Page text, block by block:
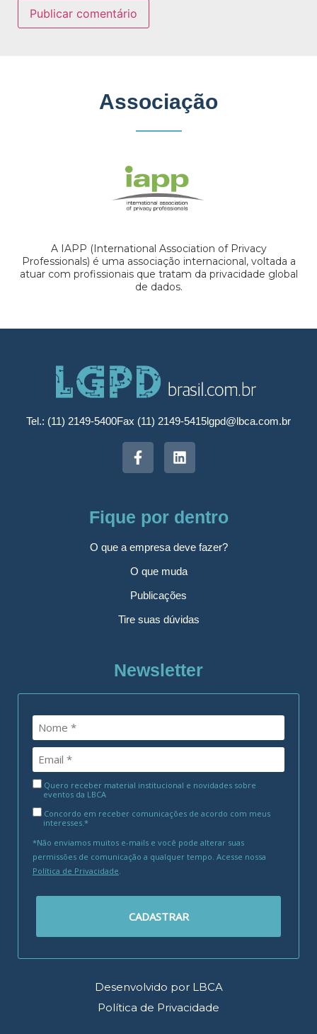
Associação
A IAPP (International Association of Privacy
Professionals) é uma associação internacional, voltada a
atuar com profissionais que tratam da privacidade global
de dados.
Tel.: (11) 2149-5400Fax (11) 2149-5415lgpd@lbca.com.br
Fique por dentro
O que a empresa deve fazer?
O que muda
Publicações
Tire suas dúvidas
Newsletter
Quero receber material institucional e novidades sobre
eventos da LBCA
Concordo em receber comunicações de acordo com meus
interesses.*
*Não enviamos muitos e-mails e você pode alterar suas
permissões de comunicação a qualquer tempo. Acesse nossa
Política de Privacidade.
CADASTRAR
Desenvolvido por LBCA
Política de Privacidade